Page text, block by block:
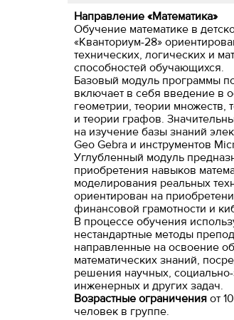
Направление «Математика»
Обучение математике в
«Кванториум-28»
технических, логических и
способностей обучающихся.
Базовый модуль программы
включает в себя введение в
геометрии, теории множеств,
и теории графов.
на изучение базы знаний
Geo Gebra и инструментов
Углубленный модуль
приобретения навыков
моделирования реальных
ориентирован на
финансовой грамотности и
В процессе обучения
нестандартные методы
направленные на освоение
математических знаний,
решения научных,
инженерных и других задач.
Возрастные ограниченияот
человек в группе.